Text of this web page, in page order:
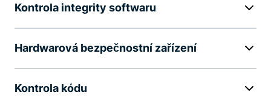
Kontrola integrity softwaru
Hardwarová bezpečnostní zařízení
Kontrola kódu